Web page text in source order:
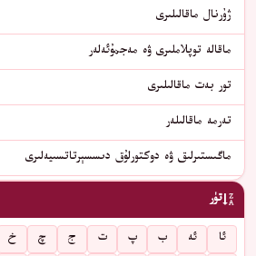
ژۇرنال ماقالىلىرى
ماقالە توپلاملىرى ۋە مەجمۇئەلەر
تور بەت ماقالىلىرى
تەرمە ماقالىلەر
ماگىستىرلىق ۋە دوكتورلۇق دىسسېرتاتسىيەلىرى
تۈر
ئا ئە ب پ ت ج چ خ